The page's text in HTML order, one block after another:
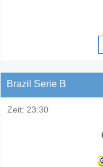
Brazil Serie B
Zeit: 23:30